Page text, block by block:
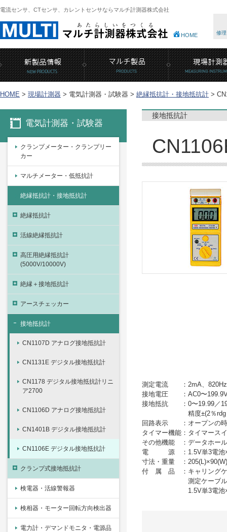
電流センサ、CTセンサ、カレントセンサならマルチ計測器株式会社
HOME 修
HOME > 現場計測器 > 電気計測器・試験器 > 絶縁抵抗計・接地抵抗計 >
電気計測器・試験器
クランプメーター・クランプリー
カー
マルチメーター・低抵抗計
絶縁抵抗計・接地抵抗計
絶縁抵抗計
活線絶縁抵抗計
高圧用絶縁抵抗計
(5000V/10000V)
絶縁＋接地抵抗計
アースチェッカー
接地抵抗計
CN1107D アナログ接地抵抗計
CN1131E デジタル接地抵抗計
CN1178 デジタル接地抵抗計リニ
ア2700
CN1106D アナログ接地抵抗計
CN1401B デジタル接地抵抗計
CN1106E デジタル接地抵抗計
クランプ式接地抵抗計
検電器・活線警報器
検相器・モーター回転方向検出器
電力計・デマンドモニタ・電源品
接地抵抗計
測定電流 ：2mA、820Hz
接地電圧 ：AC0〜199.9V
接地抵抗 ：0〜19.99／
精度±(2％rdg＋
回路表示 ：オープンの時
タイマー機能：タイマース
その他機能 ：データホー
電 源 ：1.5V単3電池
寸法・重量 ：
付 属 品 ： キャリング
測定ケーブ
1.5V単3電池